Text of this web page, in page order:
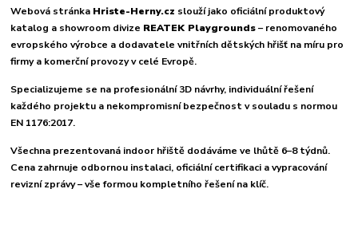
Webová stránka Hriste-Herny.cz slouží jako oficiální produktový
katalog a showroom divize REATEK Playgrounds– renomovaného
evropského výrobce a dodavatele vnitřních dětských hřišť na míru pro
firmy a komerční provozy v celé Evropě.
Specializujeme se na profesionální 3D návrhy, individuální řešení
každého projektu a nekompromisní bezpečnost v souladu s normou
EN 1176:2017.
Všechna prezentovaná indoor hřiště dodáváme ve lhůtě 6–8 týdnů.
Cena zahrnuje odbornou instalaci, oficiální certifikaci a vypracování
revizní zprávy – vše formou kompletního řešení na klíč.